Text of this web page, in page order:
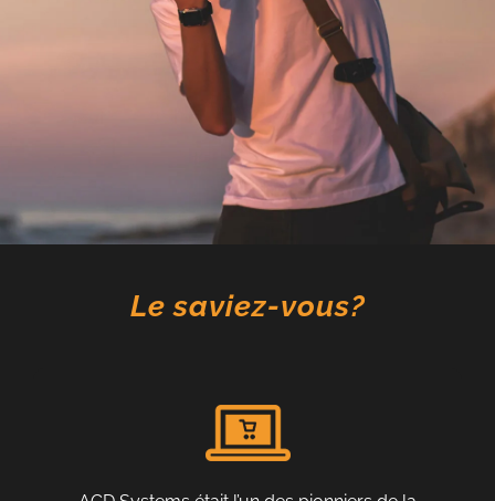
Le saviez-vous?